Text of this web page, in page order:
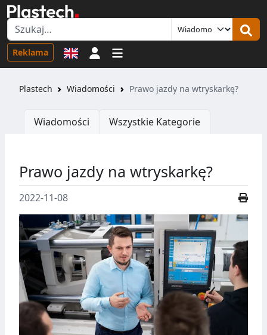
Reklama Logowanie
Plastech Wiadomości Prawo jazdy na wtryskarkę?
Wiadomości Wszystkie Kategorie
Prawo jazdy na wtryskarkę?
2022-11-08